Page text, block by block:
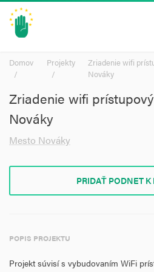
Domov Projekty
Zriadenie wifi
Nováky
Zriadenie wifi
Nováky
Mesto Nováky
PRIDAŤ PODNET K
POPIS PROJEKTU
Projekt súvisí s vybudovaním WiFi